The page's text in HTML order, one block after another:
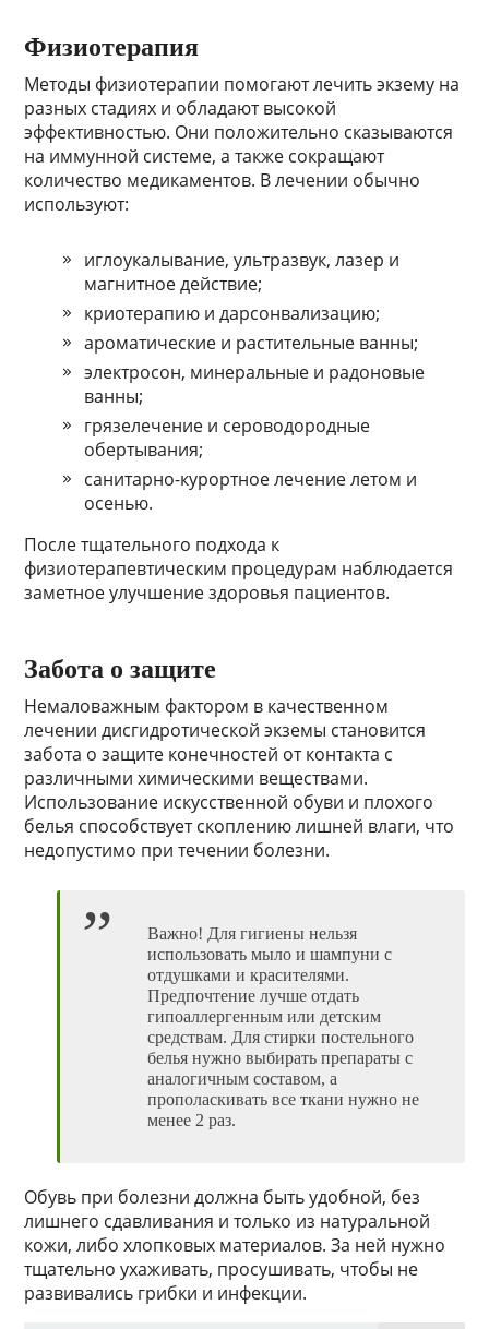
Физиотерапия
Методы физиотерапии помогают лечить экзему на
разных стадиях и обладают высокой
эффективностью. Они положительно сказываются
на иммунной системе, а также сокращают
количество медикаментов. В лечении обычно
используют:
иглоукалывание, ультразвук, лазер и
магнитное действие;
криотерапию и дарсонвализацию;
ароматические и растительные ванны;
электросон, минеральные и радоновые
ванны;
грязелечение и сероводородные
обертывания;
санитарно-курортное лечение летом и
осенью.
После тщательного подхода к
физиотерапевтическим процедурам наблюдается
заметное улучшение здоровья пациентов.
Забота о защите
Немаловажным фактором в качественном
лечении дисгидротической экземы становится
забота о защите конечностей от контакта с
различными химическими веществами.
Использование искусственной обуви и плохого
белья способствует скоплению лишней влаги, что
недопустимо при течении болезни.
Важно! Для гигиены нельзя
использовать мыло и шампуни с
отдушками и красителями.
Предпочтение лучше отдать
гипоаллергенным или детским
средствам. Для стирки постельного
белья нужно выбирать препараты с
аналогичным составом, а
прополаскивать все ткани нужно не
менее 2 раз.
Обувь при болезни должна быть удобной, без
лишнего сдавливания и только из натуральной
кожи, либо хлопковых материалов. За ней нужно
тщательно ухаживать, просушивать, чтобы не
развивались грибки и инфекции.